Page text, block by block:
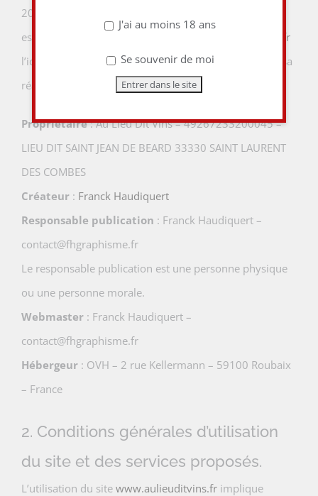
2004 pour la confiance dans l’économie numérique, il
est précisé aux utilisateurs du site
www.aulieuditvins.fr
l’identité des différents intervenants dans le cadre de sa
réalisation et de son suivi :
Propriétaire: Au Lieu Dit Vins – 49267233200045 –
LIEU DIT SAINT JEAN DE BEARD 33330 SAINT LAURENT
DES COMBES
Créateur : Franck Haudiquert
Responsable publication : Franck Haudiquert –
contact@fhgraphisme.fr
Le responsable publication est une personne physique
ou une personne morale.
Webmaster : Franck Haudiquert –
contact@fhgraphisme.fr
Hébergeur : OVH – 2 rue Kellermann – 59100 Roubaix
– France
2. Conditions générales d’utilisation
du site et des services proposés.
L’utilisation du site www.aulieuditvins.fr implique
J'ai au moins 18 ans
Se souvenir de moi